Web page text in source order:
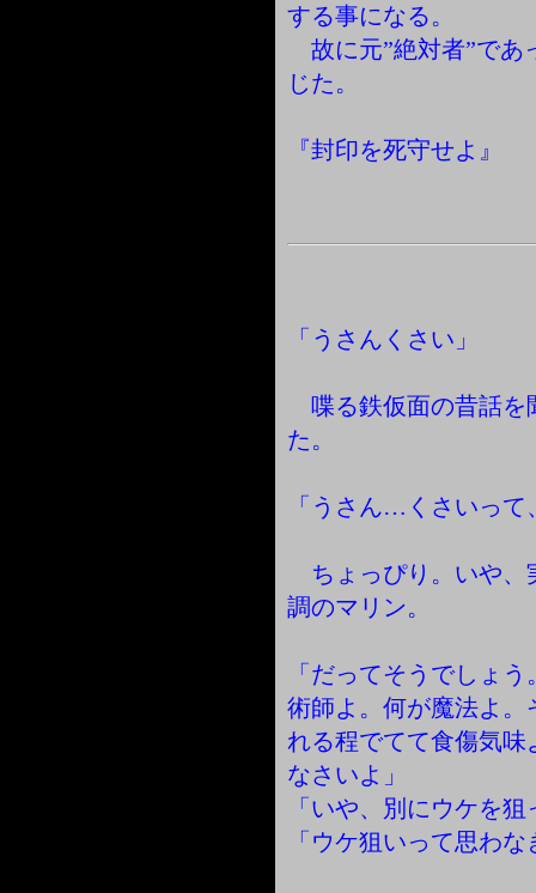
する事になる。
故に元”絶対者”であ
じた。
『封印を死守せよ』
「うさんくさい」
喋る鉄仮面の昔話を
た。
「うさん…くさいっ
ちょっぴり。いや、
調のマリン。
「だってそうでしょ
術師よ。何が魔法よ
れる程でてて食傷気
なさいよ」
「いや、別にウケを
「ウケ狙いって思わ